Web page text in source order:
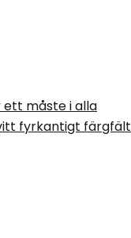
ett måste i alla
fyrkantigt färgfält